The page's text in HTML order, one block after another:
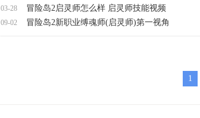
03-28 冒险岛2启灵师怎么样 启灵师技能视频
09-02 冒险岛2新职业缚魂师(启灵师)第一视角
1